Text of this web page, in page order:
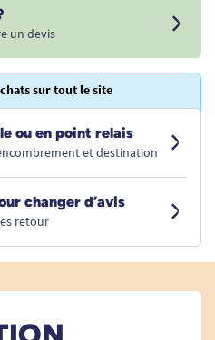
un devis
sur tout le site
ou en point relais
et destination
changer d’avis
retour